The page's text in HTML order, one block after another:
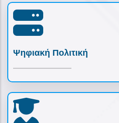
Ψηφιακή Πολιτική